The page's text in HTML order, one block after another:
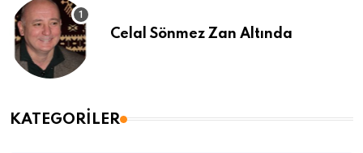
Celal Sönmez Zan Altında
KATEGORILER